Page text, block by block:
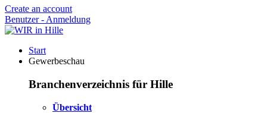
Create an account
Benutzer - Anmeldung
Start
Gewerbeschau
Branchenverzeichnis für Hille
Übersicht